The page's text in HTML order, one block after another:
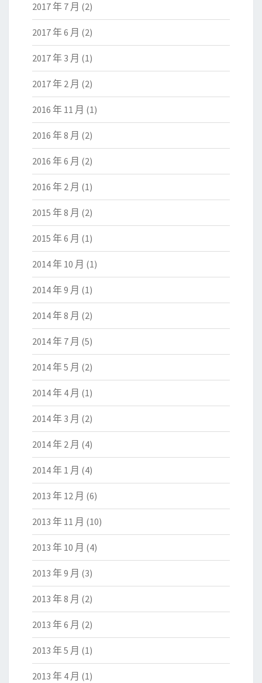
2017 年 7 月 (2)
2017 年 6 月 (2)
2017 年 3 月 (1)
2017 年 2 月 (2)
2016 年 11 月 (1)
2016 年 8 月 (2)
2016 年 6 月 (2)
2016 年 2 月 (1)
2015 年 8 月 (2)
2015 年 6 月 (1)
2014 年 10 月 (1)
2014 年 9 月 (1)
2014 年 8 月 (2)
2014 年 7 月 (5)
2014 年 5 月 (2)
2014 年 4 月 (1)
2014 年 3 月 (2)
2014 年 2 月 (4)
2014 年 1 月 (4)
2013 年 12 月 (6)
2013 年 11 月 (10)
2013 年 10 月 (4)
2013 年 9 月 (3)
2013 年 8 月 (2)
2013 年 6 月 (2)
2013 年 5 月 (1)
2013 年 4 月 (1)